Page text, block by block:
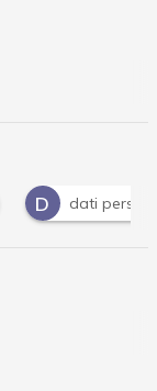
F fornitori